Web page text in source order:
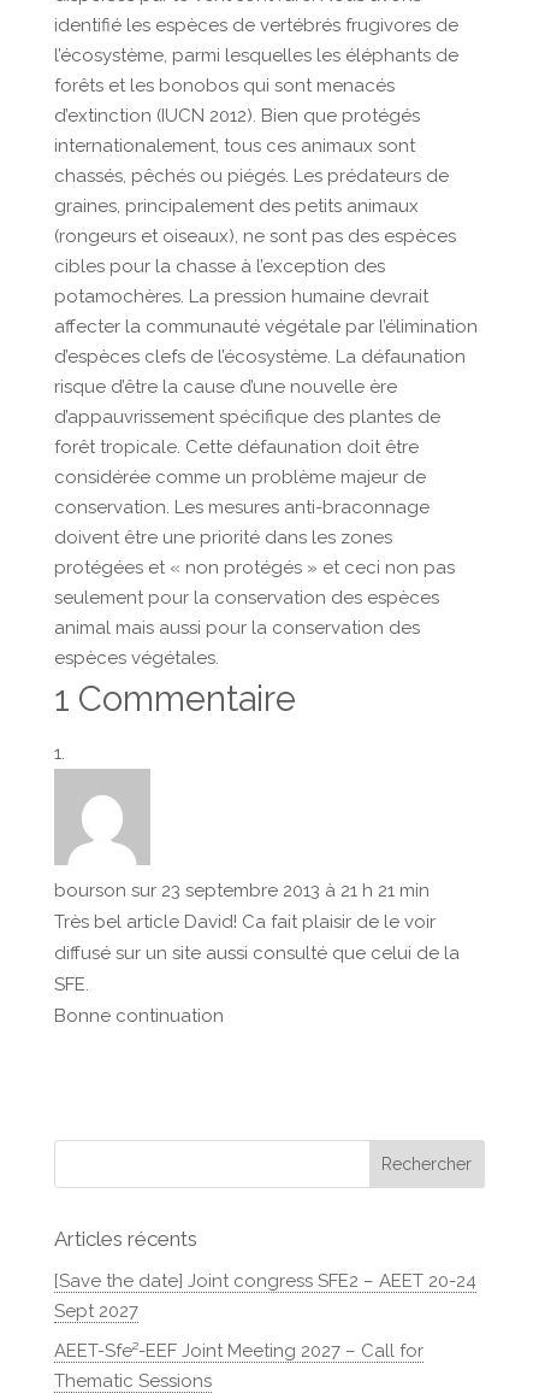
identifié les espèces de vertébrés frugivores de
l’écosystème, parmi lesquelles les éléphants de
forêts et les bonobos qui sont menacés
d’extinction (IUCN 2012). Bien que protégés
internationalement, tous ces animaux sont
chassés, pêchés ou piégés. Les prédateurs de
graines, principalement des petits animaux
(rongeurs et oiseaux), ne sont pas des espèces
cibles pour la chasse à l’exception des
potamochères. La pression humaine devrait
affecter la communauté végétale par l’élimination
d’espèces clefs de l’écosystème. La défaunation
risque d’être la cause d’une nouvelle ère
d’appauvrissement spécifique des plantes de
forêt tropicale. Cette défaunation doit être
considérée comme un problème majeur de
conservation. Les mesures anti-braconnage
doivent être une priorité dans les zones
protégées et « non protégés » et ceci non pas
seulement pour la conservation des espèces
animal mais aussi pour la conservation des
espèces végétales.
1 Commentaire
bourson sur 23 septembre 2013 à 21 h 21 min
Très bel article David! Ca fait plaisir de le voir
diffusé sur un site aussi consulté que celui de la
SFE.
Bonne continuation
Articles récents
[Save the date] Joint congress SFE2 – AEET 20-24
Sept 2027
AEET-Sfe²-EEF Joint Meeting 2027 – Call for
Thematic Sessions